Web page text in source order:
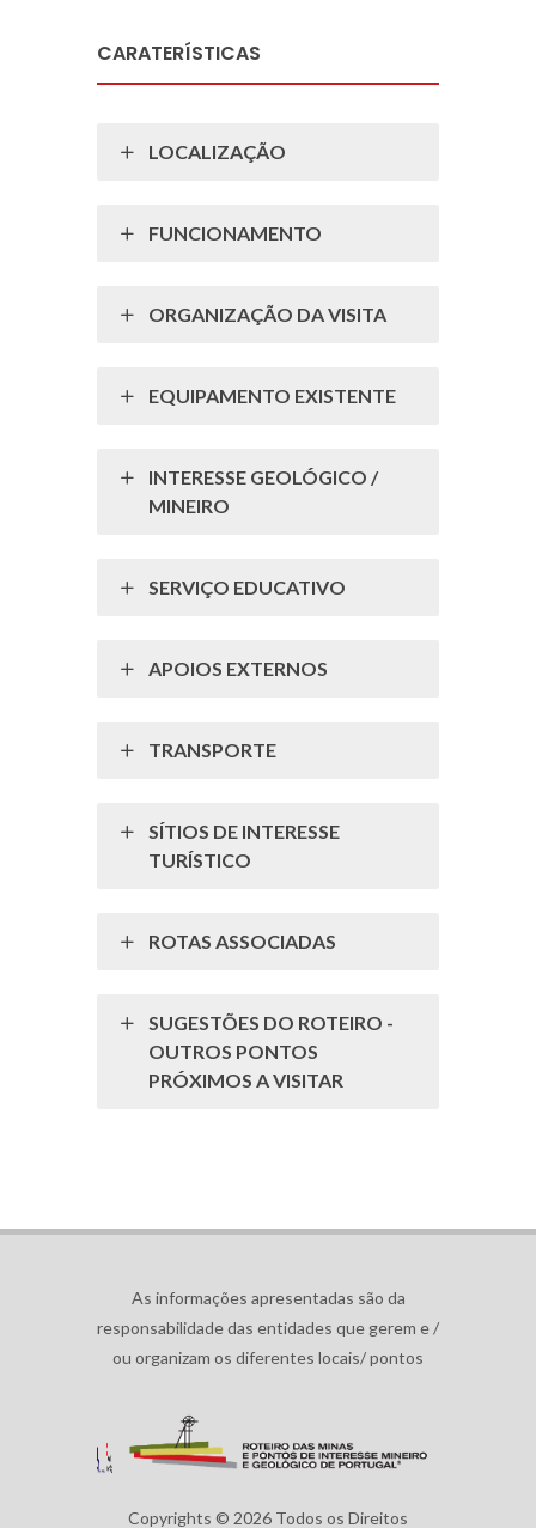
CARATERÍSTICAS
LOCALIZAÇÃO
FUNCIONAMENTO
ORGANIZAÇÃO DA VISITA
EQUIPAMENTO EXISTENTE
INTERESSE GEOLÓGICO /
MINEIRO
SERVIÇO EDUCATIVO
APOIOS EXTERNOS
TRANSPORTE
SÍTIOS DE INTERESSE
TURÍSTICO
ROTAS ASSOCIADAS
SUGESTÕES DO ROTEIRO -
OUTROS PONTOS
PRÓXIMOS A VISITAR
As informações apresentadas são da
responsabilidade das entidades que gerem e /
ou organizam os diferentes locais/ pontos
Copyrights © 2026 Todos os Direitos